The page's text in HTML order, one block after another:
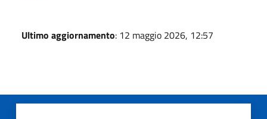
Ultimo aggiornamento: 12 maggio 2026, 12:57